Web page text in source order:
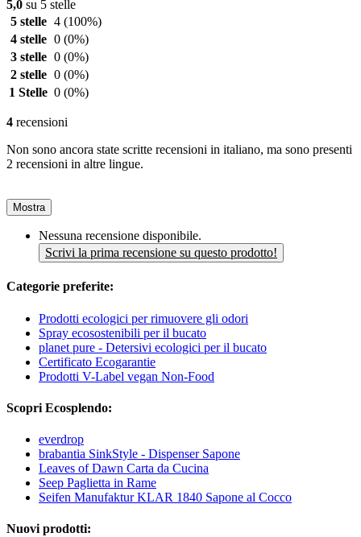
5,0 su 5 stelle
5 stelle 4 (100%)
4 stelle 0 (0%)
3 stelle 0 (0%)
2 stelle 0 (0%)
1 Stelle 0 (0%)
4 recensioni
Non sono ancora state scritte recensioni in italiano, ma sono presenti
2 recensioni in altre lingue.
Mostra
Nessuna recensione disponibile.
Scrivi la prima recensione su questo prodotto!
Categorie preferite:
Prodotti ecologici per rimuovere gli odori
Spray ecosostenibili per il bucato
planet pure - Detersivi ecologici per il bucato
Certificato Ecogarantie
Prodotti V-Label vegan Non-Food
Scopri Ecosplendo:
everdrop
brabantia SinkStyle - Dispenser Sapone
Leaves of Dawn Carta da Cucina
Seep Paglietta in Rame
Seifen Manufaktur KLAR 1840 Sapone al Cocco
Nuovi prodotti: